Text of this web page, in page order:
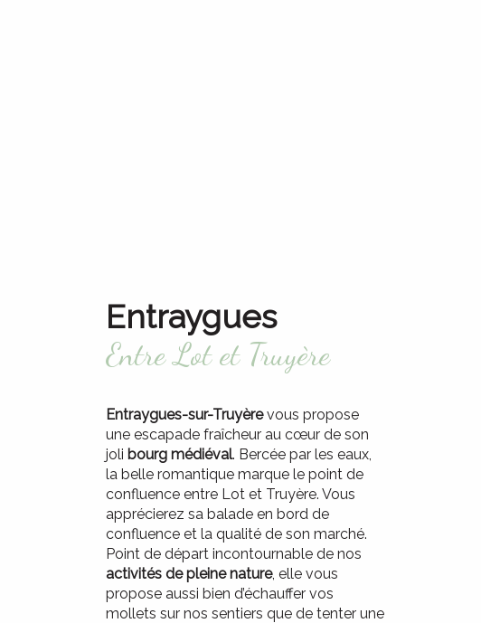
Entraygues
Entre Lot et Truyère
Entraygues-sur-Truyèrevous propose
une escapade fraîcheur au cœur de son
joli bourg médiéval. Bercée par les eaux,
la belle romantique marque le point de
confluence entre Lot et Truyère. Vous
apprécierez sa balade en bord de
confluence et la qualité de son marché.
Point de départ incontournable de nos
activités de pleine nature, elle vous
propose aussi bien d’échauffer vos
mollets sur nos sentiers que de tenter une